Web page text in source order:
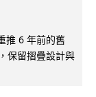
推 6 年前的舊
保留摺疊設計與